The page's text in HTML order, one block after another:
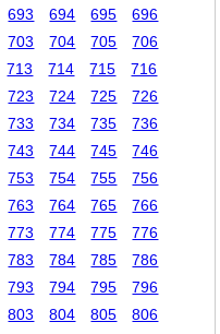
693 694 695
696
703 704 705
706
713 714 715
716
723 724 725
726
733 734 735
736
743 744 745
746
753 754 755
756
763 764 765
766
773 774 775
776
783 784 785
786
793 794 795
796
803 804 805
806